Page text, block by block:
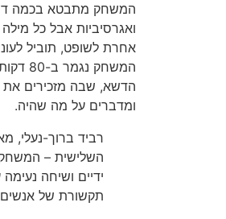
המשחק מתבטא בכמה
ואגרסיביות אבל כל
אחרת לשופט, תוביל
הדשא, שבה מזכירים את
ומדברים על מה שהיה.
רביד ברוך-נעלי,
ידיים ושיחה
תקשורת של